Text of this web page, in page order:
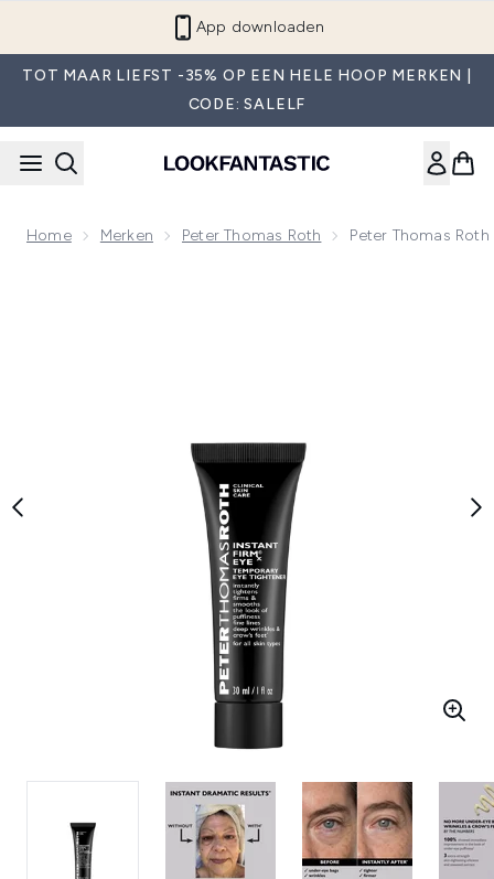
App downloaden
TOT MAAR LIEFST -35% OP EEN HELE HOOP MERKEN |
CODE: SALELF
Home Merken Peter Thomas Roth Peter Thomas